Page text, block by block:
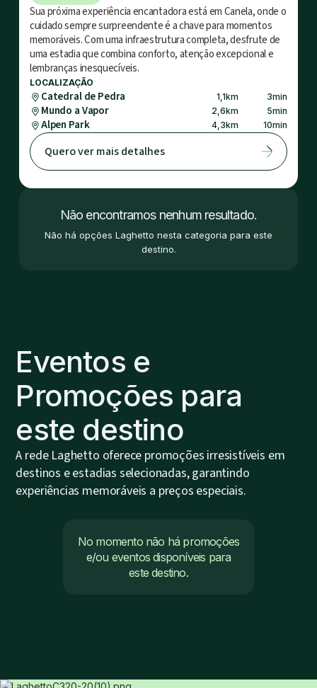
Sua próxima experiência encantadora está em Canela, onde o
cuidado sempre surpreendente é a chave para momentos
memoráveis. Com uma infraestrutura completa, desfrute de
uma estadia que combina conforto, atenção excepcional e
lembranças inesquecíveis.
LOCALIZAÇÃO
Catedral de Pedra 1,1km 3min
Mundo a Vapor 2,6km 5min
Alpen Park 4,3km 10min
Quero ver mais detalhes
Não encontramos nenhum resultado.
Não há opções Laghetto nesta categoria para este
destino.
Eventos e
Promoções para
este destino
A rede Laghetto oferece promoções irresistíveis em
destinos e estadias selecionadas, garantindo
experiências memoráveis a preços especiais.
No momento não há promoções
e/ou eventos disponíveis para
este destino.